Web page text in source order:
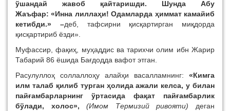
ўшандай жавоб қайтаришди. Шунда Абу
Жаъфар: «Инна лиллаҳи! Одамларда ҳиммат камайиб
кетибди.» –деб, тафсирни қисқартирган миқдорда
қисқартириб ёзди».
Муфассир, фақиҳ, муҳаддис ва тарихчи олим ибн Жарир
Табарий 86 ёшида Бағдодда вафот этган.
Расулуллоҳ соллаллоҳу алайҳи васалламнинг: «Кимга
илм талаб қилиб турган ҳолида ажали келса, у билан
пайғамбарларнинг ўртасида фақат пайғамбарлик
бўлади, холос»,
(Имом Термизий ривояти) деган